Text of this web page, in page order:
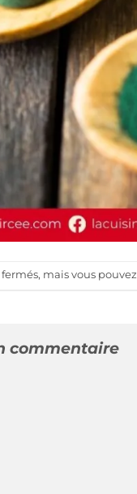
mais vous pouvez
commentaire